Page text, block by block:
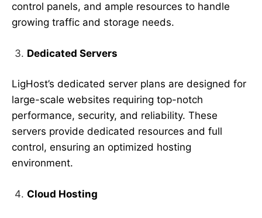
control panels, and ample resources to handle
growing traffic and storage needs.
Dedicated Servers
LigHost’s dedicated server plans are designed for
large-scale websites requiring top-notch
performance, security, and reliability. These
servers provide dedicated resources and full
control, ensuring an optimized hosting
environment.
Cloud Hosting